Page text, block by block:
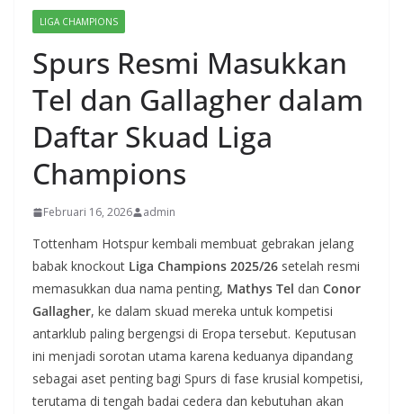
LIGA CHAMPIONS
Spurs Resmi Masukkan
Tel dan Gallagher dalam
Daftar Skuad Liga
Champions
Februari 16, 2026 admin
Tottenham Hotspur kembali membuat gebrakan jelang
babak knockout Liga Champions 2025/26 setelah resmi
memasukkan dua nama penting, Mathys Tel dan Conor
Gallagher, ke dalam skuad mereka untuk kompetisi
antarklub paling bergengsi di Eropa tersebut. Keputusan
ini menjadi sorotan utama karena keduanya dipandang
sebagai aset penting bagi Spurs di fase krusial kompetisi,
terutama di tengah badai cedera dan kebutuhan akan